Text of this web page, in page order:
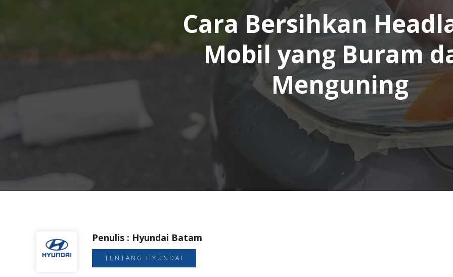
Cara Bersihkan
Mobil yang Buram
Menguning
Penulis : Hyundai Batam
TENTANG HYUNDAI